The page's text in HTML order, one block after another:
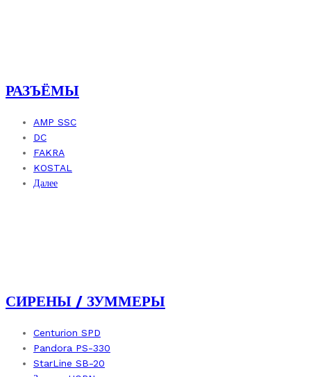
РАЗЪЁМЫ
AMP SSC
DC
FAKRA
KOSTAL
Далее
СИРЕНЫ / ЗУММЕРЫ
Centurion SPD
Pandora PS-330
StarLine SB-20